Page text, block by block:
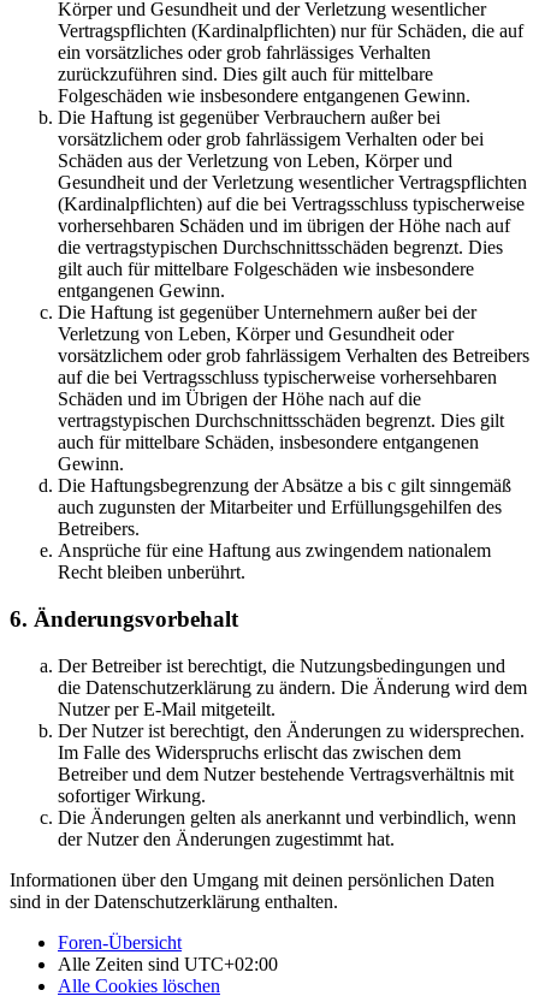
Körper und Gesundheit und der Verletzung wesentlicher
Vertragspflichten (Kardinalpflichten) nur für Schäden, die auf
ein vorsätzliches oder grob fahrlässiges Verhalten
zurückzuführen sind. Dies gilt auch für mittelbare
Folgeschäden wie insbesondere entgangenen Gewinn.
Die Haftung ist gegenüber Verbrauchern außer bei
vorsätzlichem oder grob fahrlässigem Verhalten oder bei
Schäden aus der Verletzung von Leben, Körper und
Gesundheit und der Verletzung wesentlicher Vertragspflichten
(Kardinalpflichten) auf die bei Vertragsschluss typischerweise
vorhersehbaren Schäden und im übrigen der Höhe nach auf
die vertragstypischen Durchschnittsschäden begrenzt. Dies
gilt auch für mittelbare Folgeschäden wie insbesondere
entgangenen Gewinn.
Die Haftung ist gegenüber Unternehmern außer bei der
Verletzung von Leben, Körper und Gesundheit oder
vorsätzlichem oder grob fahrlässigem Verhalten des Betreibers
auf die bei Vertragsschluss typischerweise vorhersehbaren
Schäden und im Übrigen der Höhe nach auf die
vertragstypischen Durchschnittsschäden begrenzt. Dies gilt
auch für mittelbare Schäden, insbesondere entgangenen
Gewinn.
Die Haftungsbegrenzung der Absätze a bis c gilt sinngemäß
auch zugunsten der Mitarbeiter und Erfüllungsgehilfen des
Betreibers.
Ansprüche für eine Haftung aus zwingendem nationalem
Recht bleiben unberührt.
6. Änderungsvorbehalt
Der Betreiber ist berechtigt, die Nutzungsbedingungen und
die Datenschutzerklärung zu ändern. Die Änderung wird dem
Nutzer per E-Mail mitgeteilt.
Der Nutzer ist berechtigt, den Änderungen zu widersprechen.
Im Falle des Widerspruchs erlischt das zwischen dem
Betreiber und dem Nutzer bestehende Vertragsverhältnis mit
sofortiger Wirkung.
Die Änderungen gelten als anerkannt und verbindlich, wenn
der Nutzer den Änderungen zugestimmt hat.
Informationen über den Umgang mit deinen persönlichen Daten
sind in der Datenschutzerklärung enthalten.
Foren-Übersicht
Alle Zeiten sind UTC+02:00
Alle Cookies löschen